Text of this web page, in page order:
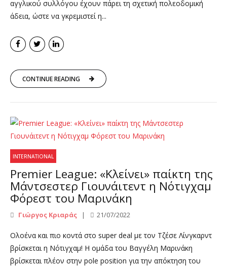
αγγλικού συλλόγου έχουν πάρει τη σχετική πολεοδομική
άδεια, ώστε να γκρεμιστεί η...
CONTINUE READING
INTERNATIONAL
Premier League: «Κλείνει» παίκτη της
Μάντσεστερ Γιουνάιτεντ η Νότιγχαμ
Φόρεστ του Μαρινάκη
Γιώργος Κριαράς 21/07/2022
Ολοένα και πιο κοντά στο super deal με τον Τζέσε Λίνγκαρντ
βρίσκεται η Νότιγχαμ! Η ομάδα του Βαγγέλη Μαρινάκη
βρίσκεται πλέον στην pole position για την απόκτηση του